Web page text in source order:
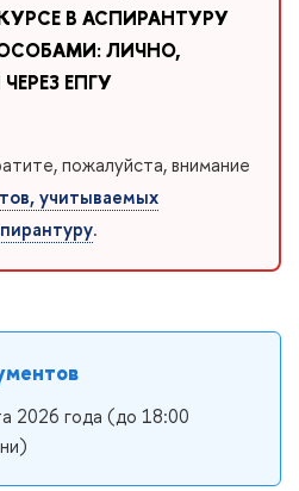
В АСПИРАНТУРУ
ЛИЧНО,
ЕПГУ
пожалуйста, внимание
учитываемых
.
2026 года (до 18:00